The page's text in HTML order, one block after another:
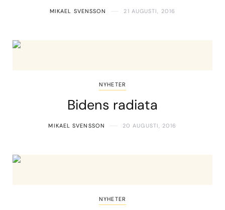
MIKAEL SVENSSON 21 AUGUSTI, 2016
NYHETER
Bidens radiata
MIKAEL SVENSSON 20 AUGUSTI, 2016
NYHETER